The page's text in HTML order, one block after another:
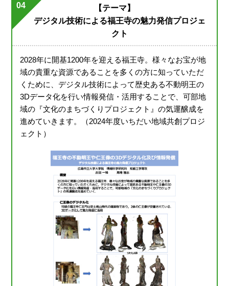
04
【テーマ】
デジタル技術による福王寺の魅力発信プロジェ
クト
2028年に開基1200年を迎える福王寺。様々なお宝が地
域の貴重な資源であることを多くの方に知っていただ
くために、デジタル技術によって歴史ある不動明王の
3Dデータ化を行い情報発信・活用することで、可部地
域の『文化のまちづくりプロジェクト』の気運醸成を
進めていきます。（2024年度いちだい地域共創プロジ
ェクト）